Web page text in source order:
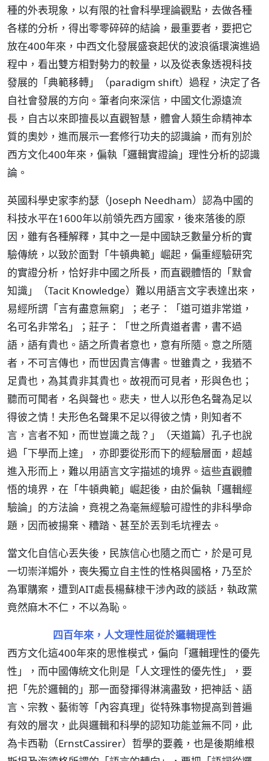
種的外表現象，以有限的社會科學理論觀點，去做各種
各樣的分析，得出零零碎碎的結論，最重要者，要把它
放在400年來，中西文化發展盛衰起伏的波浪循環演進過
程中，看出雙方相對勢力的較量，以及從表象透視科技
發展的「典範移轉」（paradigm shift）過程，決定了各
自社會發展的方向。筆者向來深信，中國文化源遠流
長，自古以來即擅長以直觀智慧，體會人類生命精神本
質的奧妙，進而展示一套修行功夫的認識論，而有別於
西方文化400年來，偏執「邏輯實證論」理性分析的認識
論。
英國科學史家李約瑟（Joseph Needham）認為中國的
科技水平在1600年以前領先西方國家，後來落後的原
因，雖有各種解釋，其中之一是中國缺乏數量分析的實
驗傳統，以致於面對「牛頓典範」崛起，偏重經驗研究
的實證分析，恰好非中國之所長，而直觀體悟的「默會
知識」（Tacit Knowledge）難以用語言文字表達出來，
易經所謂「言有盡意無窮」；老子：「道可道非常道，
名可名非常名」；莊子：「世之所貴道者書，書不過
語，語有貴也。語之所貴者意也，意有所隨。意之所隨
者，不可言傳也，而世因貴言傳書。世雖貴之，我猶不
足貴也，為其貴非其貴也。故視而可見者，形與色也；
聽而可聞者，名與聲也。悲夫，世人以形色名聲為足以
得彼之情！夫形色名聲果不足以得彼之情，則知者不
言，言者不知，而世豈識之哉？」（天道篇）孔子也說
過「下學而上達」，亦即要從形而下的經驗層面，超越
進入形而上，難以用語言文字描述的境界。這些直觀體
悟的境界，在「牛頓典範」崛起後，由於偏執「邏輯經
驗論」的方法論，竟視之為毫無經驗可證性的非科學命
題，因而被揚棄、糟踏、甚至於丟到毛坑裡去。
當文化自信心丟失後，民族信心也隨之而亡，於是可見
一切崇洋媚外，喪失獨立自主性的性格與國格，乃至於
為軍購案，遭到AIT處長楊蘇棣干涉內政的談話，執政黨
竟然麻木不仁，不以為恥。
四百年來，人文理性屈從於邏輯理性
西方文化這400年來的思惟模式，偏向「邏輯理性的優先
性」，而中國傳統文化則是「人文理性的優先性」，要
把「先於邏輯的」那一面發揮得淋漓盡致，把神話、語
言、宗教、藝術等「內容真理」從特殊事物提高到普遍
有效的層次，此與邏輯和科學的認知功能並無不同，此
為卡西勒（ErnstCassirer）哲學的要義，也是後期維根